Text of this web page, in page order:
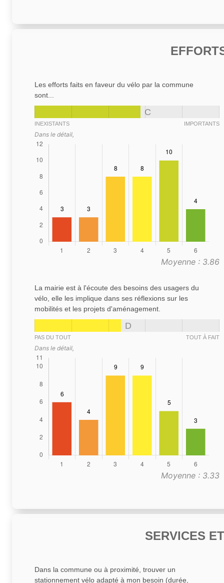
Les efforts faits en faveur du vélo par la commune
sont...
C
INEXISTANTS IMPORTANTS
Dans le détail,
Moyenne : 3.86
La mairie est à l'écoute des besoins des usagers du
vélo, elle les implique dans ses réflexions sur les
mobilités et les projets d'aménagement.
D
PAS DU TOUT TOUT À FAIT
Dans le détail,
Moyenne : 3.33
SERVICES
Dans la commune ou à proximité, trouver un
stationnement vélo adapté à mon besoin (durée,